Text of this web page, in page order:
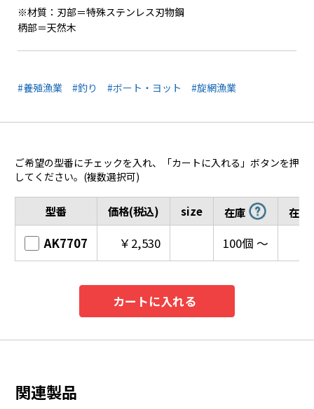
※材質：刃部＝特殊ステンレス刃物鋼
柄部＝天然木
#養殖漁業 #釣り #ボート・ヨット #旋網漁業
ご希望の型番にチェックを入れ、「カートに入れる」ボタンを押
してください。(複数選択可)
型番
AK7707
価格(税込) size 在庫 在庫
￥2,530 100個 ～
カートに入れる
関連製品